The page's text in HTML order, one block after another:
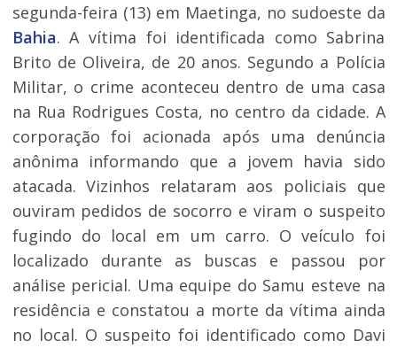
segunda-feira (13) em Maetinga, no sudoeste da
Bahia. A vítima foi identificada como Sabrina
Brito de Oliveira, de 20 anos. Segundo a Polícia
Militar, o crime aconteceu dentro de uma casa
na Rua Rodrigues Costa, no centro da cidade. A
corporação foi acionada após uma denúncia
anônima informando que a jovem havia sido
atacada. Vizinhos relataram aos policiais que
ouviram pedidos de socorro e viram o suspeito
fugindo do local em um carro. O veículo foi
localizado durante as buscas e passou por
análise pericial. Uma equipe do Samu esteve na
residência e constatou a morte da vítima ainda
no local. O suspeito foi identificado como Davi